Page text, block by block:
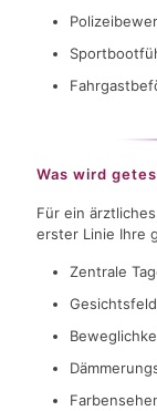
Was wird
Für ein
erster Linie Ihre
Zentrale